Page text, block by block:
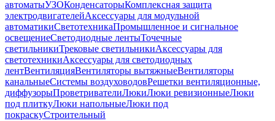
автоматыУЗОКонденсаторыКомплексная защита
электродвигателейАксессуары для модульной
автоматикиСветотехникаПромышленное и сигнальное
освещениеСветодиодные лентыТочечные
светильникиТрековые светильникиАксессуары для
светотехникиАксессуары для светодиодных
лентВентиляцияВентиляторы вытяжныеВентиляторы
канальныеСистемы воздуховодовРешетки вентиляционные,
диффузорыПроветривателиЛюкиЛюки ревизионныеЛюки
под плиткуЛюки напольныеЛюки под
покраскуСтроительный